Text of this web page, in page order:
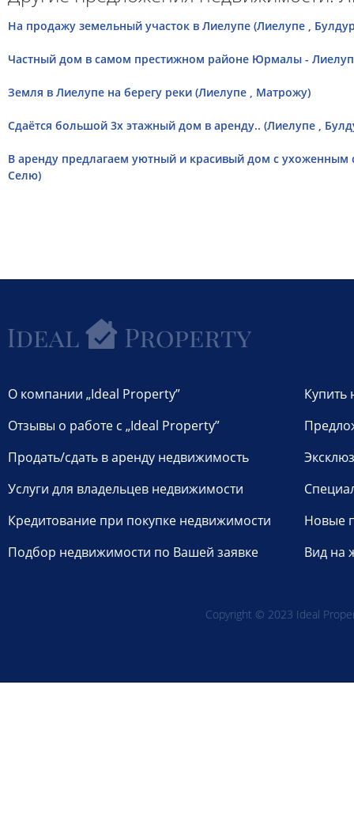
На продажу земельный участок в Лиелупе (Лиелупе ,
Частный дом в самом престижном районе Юрмалы -
Земля в Лиелупе на берегу реки (Лиелупе , Матрожу)
Сдаётся большой 3х этажный дом в аренду.. (Лиелупе ,
В аренду предлагаем уютный и красивый дом с
Селю)
О компании „Ideal Property”
Отзывы о работе с „Ideal Property”
Продать/сдать в аренду недвижимость
Услуги для владельцев недвижимости
Кредитование при покупке недвижимости
Подбор недвижимости по Вашей заявке
Купить
Новые
Вид на
Copyright © 2023 Ideal